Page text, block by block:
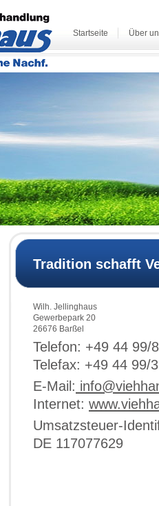
Startseite Über
Tradition schafft
Wilh. Jellinghaus
Gewerbepark 20
26676 Barßel
Telefon: +49 44 99/
Telefax: +49 44 99/
E-Mail:
Internet:
Umsatzsteuer-
DE 117077629